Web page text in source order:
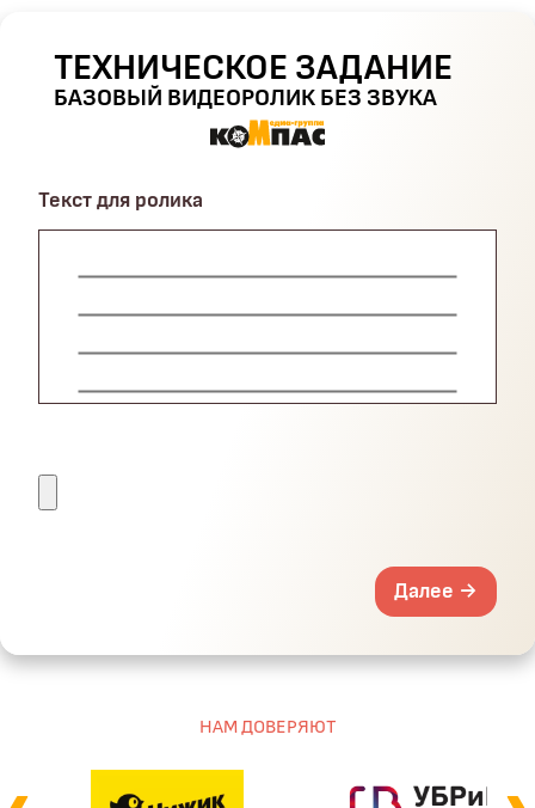
ТЕХНИЧЕСКОЕ ЗАДАНИЕ
БАЗОВЫЙ ВИДЕОРОЛИК БЕЗ ЗВУКА
Текст для ролика
Далее →
НАМ ДОВЕРЯЮТ